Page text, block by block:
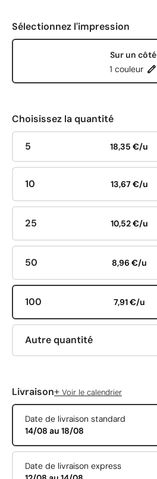
Sélectionnez l'impression
Sur un côté
1 couleur
Choisissez la quantité
5 18,35 €/u
10 13,67 €/u
25 10,52 €/u
50 8,96 €/u
100 7,91 €/u
Autre quantité
Livraison+ Voir le calendrier
Date de livraison standard
14/08 au 18/08
Date de livraison express